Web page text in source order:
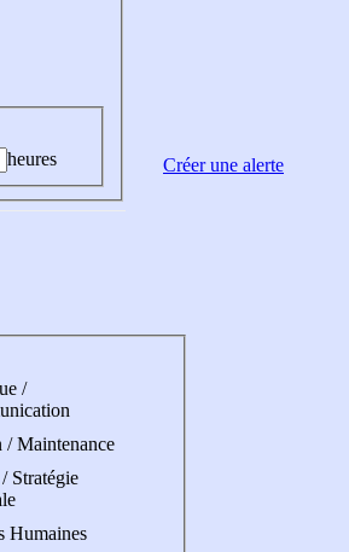
heures
/
/ Maintenance
Stratégie
Humaines
Créer une alerte